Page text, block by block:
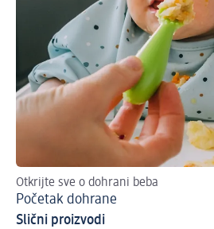
Otkrijte sve o dohrani beba
Početak dohrane
Slični proizvodi